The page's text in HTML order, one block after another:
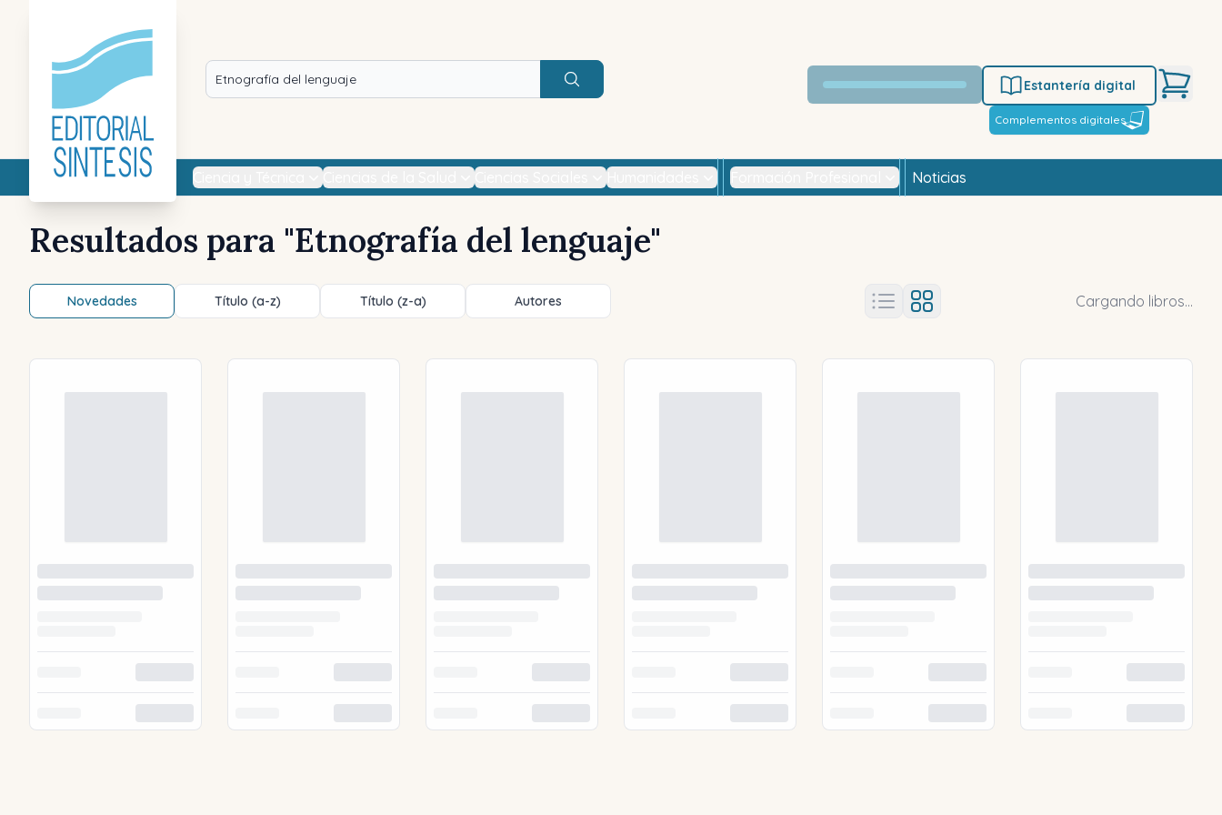
Buscar
Estantería digital
Complementos digitales
Noticias
Resultados para "Etnografía del lenguaje"
Novedades Título (a-z) Título (z-a) Autores Cargando libros...